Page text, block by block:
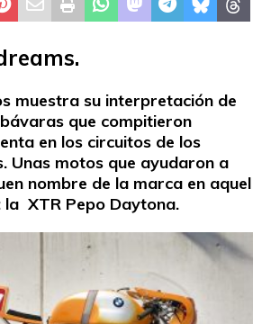
muestra su interpretación de
que compitieron
en los circuitos de los
Unas motos que ayudaron a
nombre de la marca en aquel
la XTR Pepo Daytona.